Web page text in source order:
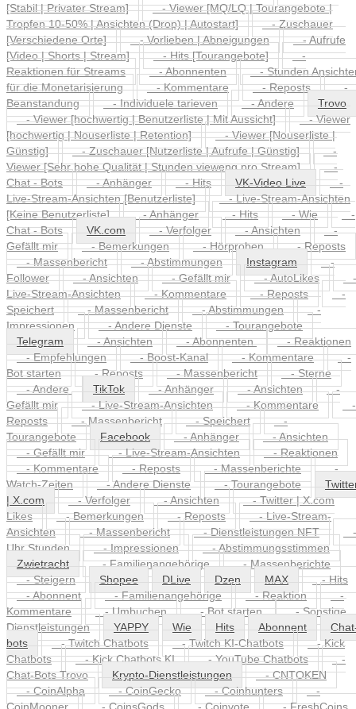
[Stabil | Privater Stream]
- Viewer [MQ/LQ | Tourangebote |
Tropfen 10-50% | Ansichten (Drop) | Autostart]
- Zuschauer
[Verschiedene Orte]
- Vorlieben | Abneigungen
- Aufrufe
[Video | Shorts | Stream]
- Hits [Tourangebote]
-
Reaktionen für Streams
- Abonnenten
- Stunden
für die Monetarisierung
- Kommentare - Reposts
-
Beanstandung
- Individuele tarieven - Andere
Trovo
- Viewer [hochwertig | Benutzerliste | Mit Aussicht]
- Viewer
[hochwertig | Nouserliste | Retention]
- Viewer [Nouserliste |
Günstig]
- Zuschauer [Nutzerliste | Aufrufe | Günstig]
-
Viewer [Sehr hohe Qualität | Stunden vieweng pro Stream]
-
Chat - Bots
- Anhänger - Hits VK-Video Live
-
Live-Stream-Ansichten [Benutzerliste]
- Live-Stream-Ansichten
[Keine Benutzerliste]
- Anhänger - Hits - Wie
-
Chat - Bots
VK.com - Verfolger - Ansichten
-
Gefällt mir
- Bemerkungen - Hörproben
- Reposts
- Massenbericht
- Abstimmungen Instagram
-
Follower
- Ansichten - Gefällt mir - AutoLikes
-
Live-Stream-Ansichten
- Kommentare - Reposts
-
Speichert
- Massenbericht - Abstimmungen
-
Impressionen
- Andere Dienste
- Tourangebote
Telegram
- Ansichten - Abonnenten
- Reaktionen
- Empfehlungen
- Boost-Kanal - Kommentare
-
Bot starten
- Reposts - Massenbericht
- Sterne
- Andere
TikTok - Anhänger - Ansichten
-
Gefällt mir
- Live-Stream-Ansichten - Kommentare
-
Reposts
- Massenbericht - Speichert
-
Tourangebote
Facebook - Anhänger
- Ansichten
- Gefällt mir
- Live-Stream-Ansichten
- Reaktionen
- Kommentare
- Reposts - Massenberichte
-
Watch-Zeiten
- Andere Dienste - Tourangebote
| X.com
- Verfolger - Ansichten
- Twitter | X.com
Likes
- Bemerkungen - Reposts
- Live-Stream-
Ansichten
- Massenbericht - Dienstleistungen NFT
-
Uhr Stunden
- Impressionen
- Abstimmungsstimmen
Zwietracht
- Familienangehörige
- Massenberichte
- Steigern
Shopee DLive Dzen MAX
- Hits
- Abonnent
- Familienangehörige - Reaktion
-
Kommentare
- Umbuchen - Bot starten
- Sonstige
Dienstleistungen
YAPPY Wie Hits Abonnent
bots
- Twitch Chatbots - Twitch KI-Chatbots
- Kick
Chatbots
- Kick Chatbots KI - YouTube Chatbots
-
Chat-Bots Trovo
Krypto-Dienstleistungen
- CNTOKEN
- CoinAlpha
- CoinGecko - Coinhunters
-